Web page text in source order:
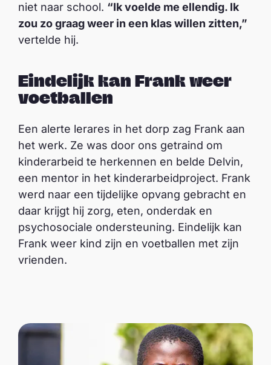
niet naar school. “Ik voelde me ellendig. Ik
zou zo graag weer in een klas willen zitten,”
vertelde hij.
Eindelijk kan Frank weer
voetballen
Een alerte lerares in het dorp zag Frank aan
het werk. Ze was door ons getraind om
kinderarbeid te herkennen en belde Delvin,
een mentor in het kinderarbeidproject. Frank
werd naar een tijdelijke opvang gebracht en
daar krijgt hij zorg, eten, onderdak en
psychosociale ondersteuning. Eindelijk kan
Frank weer kind zijn en voetballen met zijn
vrienden.